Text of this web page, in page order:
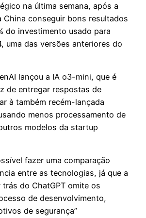
na última semana, após a
China conseguir bons resultados
do investimento usado para
uma das versões anteriores do
lançou a IA o3-mini, que é
de entregar respostas de
à também recém-lançada
menos processamento de
modelos da startup
fazer uma comparação
entre as tecnologias, já que a
do ChatGPT omite os
de desenvolvimento,
de segurança”